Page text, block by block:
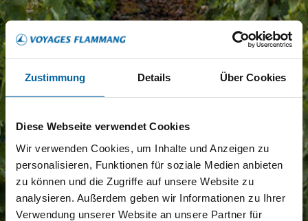
Zustimmung Details Über Cookies
Diese Webseite verwendet Cookies
Wir verwenden Cookies, um Inhalte und Anzeigen zu
personalisieren, Funktionen für soziale Medien anbieten
zu können und die Zugriffe auf unsere Website zu
analysieren. Außerdem geben wir Informationen zu Ihrer
Verwendung unserer Website an unsere Partner für